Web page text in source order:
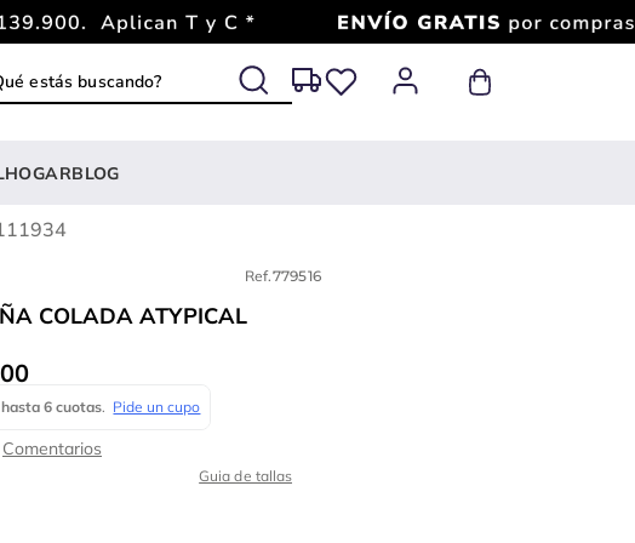
estás buscando?
HOGARBLOG
Ref.779516
COLADA ATYPICAL
Guia de tallas